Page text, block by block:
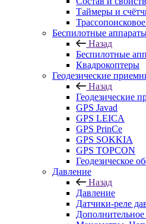
Таймеры и
Беспилотные
Назад
Беспилотные
Квадрокоптеры
Геодезические
Назад
Геодезические
GPS Javad
GPS LEICA
GPS PrinCe
GPS SOKKIA
GPS TOPCON
Геодезическое
Давление
Назад
Давление
Датчики-реле